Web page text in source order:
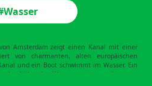
Amsterdam zeigt einen Kanal mit einer
von charmanten, alten europäischen
und ein Boot schwimmt im Wasser. Ein
Nähe des Wasserwegs, umgeben von